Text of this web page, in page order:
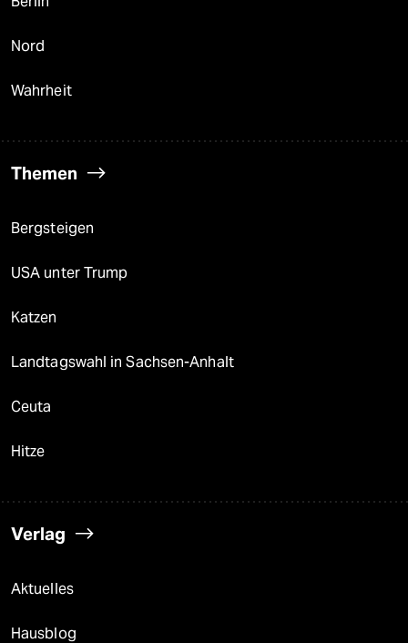
Nord
Wahrheit
Themen
Bergsteigen
USA unter Trump
Katzen
Landtagswahl in Sachsen-Anhalt
Ceuta
Hitze
Verlag
Aktuelles
Hausblog